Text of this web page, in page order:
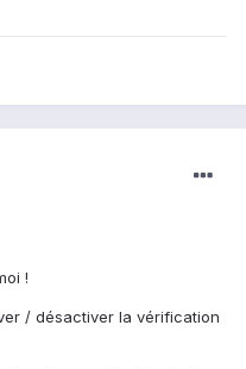
!
/ désactiver la vérification